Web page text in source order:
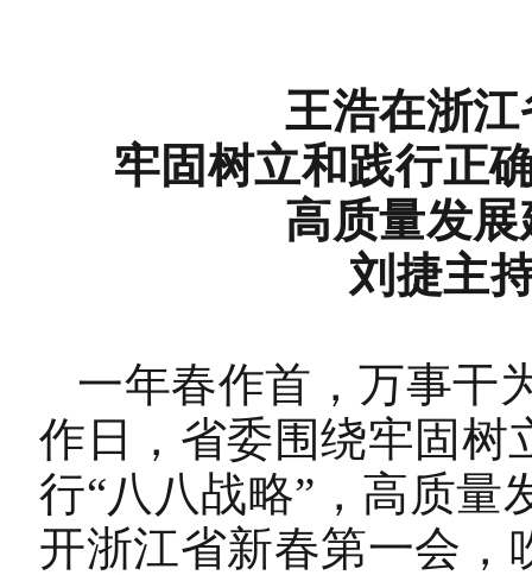
王浩在浙
牢固树立和践行正
高质量发
刘捷主
一年春作首，万事干
作日，省委围绕牢固树
行“八八战略”，高质量
开浙江省新春第一会，